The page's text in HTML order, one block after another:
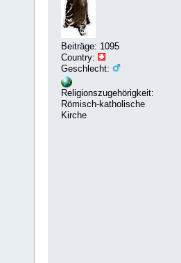
Beiträge: 1095
Country:
Geschlecht:
Religionszugehörigkeit:
Römisch-katholische
Kirche